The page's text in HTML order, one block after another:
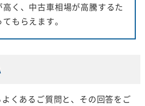
く、中古車相場が高騰するた
もらえます。
くあるご質問と、その回答をご